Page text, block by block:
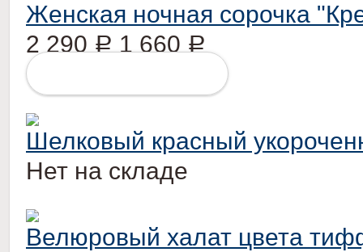
Женская ночная сорочка
2 290 Р 1 660 Р
Шелковый красный
Нет на складе
Велюровый халат цвета